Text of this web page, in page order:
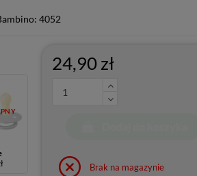
4052
24,90 zł
Brak na magazynie